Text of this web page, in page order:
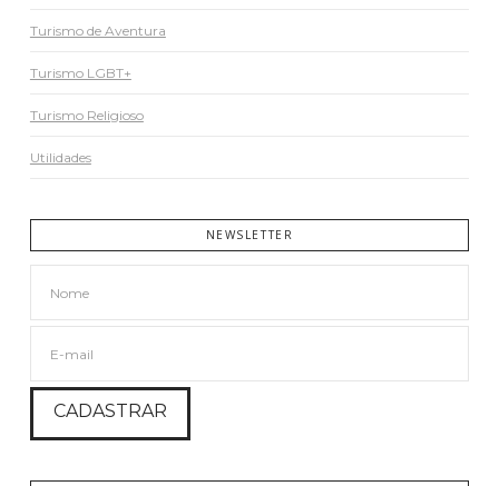
Turismo de Aventura
Turismo LGBT+
Turismo Religioso
Utilidades
NEWSLETTER